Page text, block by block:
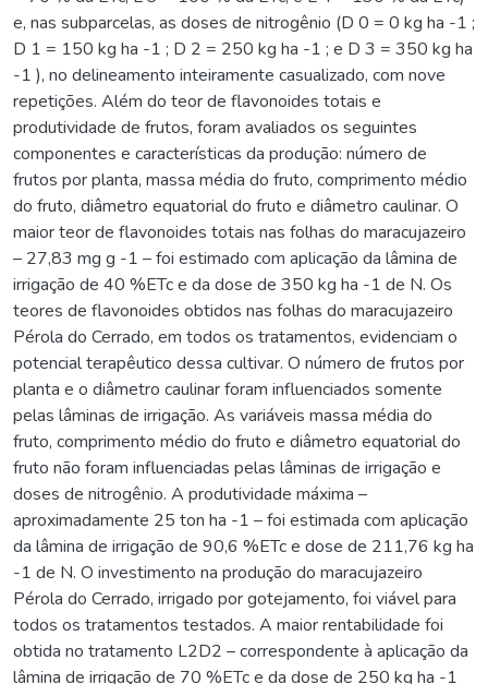
e, nas subparcelas, as doses de nitrogênio (D 0 = 0 kg ha -1 ;
D 1 = 150 kg ha -1 ; D 2 = 250 kg ha -1 ; e D 3 = 350 kg ha
-1 ), no delineamento inteiramente casualizado, com nove
repetições. Além do teor de flavonoides totais e
produtividade de frutos, foram avaliados os seguintes
componentes e características da produção: número de
frutos por planta, massa média do fruto, comprimento médio
do fruto, diâmetro equatorial do fruto e diâmetro caulinar. O
maior teor de flavonoides totais nas folhas do maracujazeiro
– 27,83 mg g -1 – foi estimado com aplicação da lâmina de
irrigação de 40 %ETc e da dose de 350 kg ha -1 de N. Os
teores de flavonoides obtidos nas folhas do maracujazeiro
Pérola do Cerrado, em todos os tratamentos, evidenciam o
potencial terapêutico dessa cultivar. O número de frutos por
planta e o diâmetro caulinar foram influenciados somente
pelas lâminas de irrigação. As variáveis massa média do
fruto, comprimento médio do fruto e diâmetro equatorial do
fruto não foram influenciadas pelas lâminas de irrigação e
doses de nitrogênio. A produtividade máxima –
aproximadamente 25 ton ha -1 – foi estimada com aplicação
da lâmina de irrigação de 90,6 %ETc e dose de 211,76 kg ha
-1 de N. O investimento na produção do maracujazeiro
Pérola do Cerrado, irrigado por gotejamento, foi viável para
todos os tratamentos testados. A maior rentabilidade foi
obtida no tratamento L2D2 – correspondente à aplicação da
lâmina de irrigação de 70 %ETc e da dose de 250 kg ha -1